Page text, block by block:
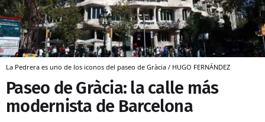
La Pedrera es uno de los iconos del paseo de Gràcia / HUGO FERNÁNDEZ
Paseo de Gràcia: la calle más
modernista de Barcelona